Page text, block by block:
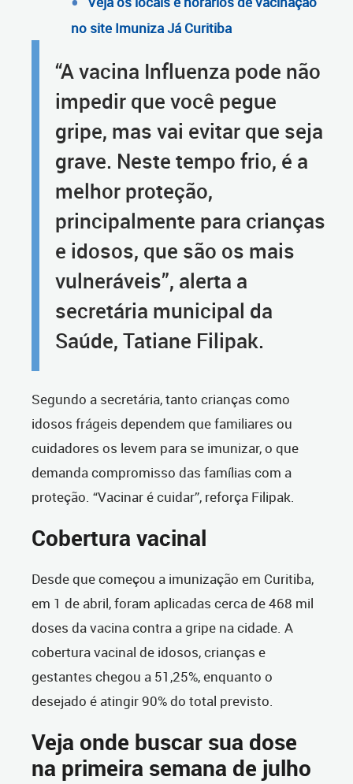
no site Imuniza Já Curitiba
“A vacina Influenza pode não
impedir que você pegue
gripe, mas vai evitar que seja
grave. Neste tempo frio, é a
melhor proteção,
principalmente para crianças
e idosos, que são os mais
vulneráveis”, alerta a
secretária municipal da
Saúde, Tatiane Filipak.
Segundo a secretária, tanto crianças como
idosos frágeis dependem que familiares ou
cuidadores os levem para se imunizar, o que
demanda compromisso das famílias com a
proteção. “Vacinar é cuidar”, reforça Filipak.
Cobertura vacinal
Desde que começou a imunização em Curitiba,
em 1 de abril, foram aplicadas cerca de 468 mil
doses da vacina contra a gripe na cidade. A
cobertura vacinal de idosos, crianças e
gestantes chegou a 51,25%, enquanto o
desejado é atingir 90% do total previsto.
Veja onde buscar sua dose
na primeira semana de julho